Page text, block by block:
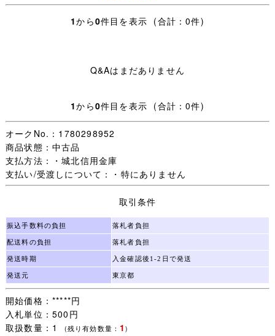
実寸サイズ/ 着丈約52cm、身幅約48cm、肩幅約38cm、
状態 / 特に問題なく着用可能です。
★記名のあるモザイクについて
女の子の苗字はオレンジ色、名前はピンク色、
男の子の苗字は青色、名前は水色のモザイクで加工してお
ります。
★ご要望にお応えし、シワの目立つ商品につきましては丁
寧にアイロンをかけ、できる限りシワを取った状態で出品
しております。
■配送方法■
①と②からお選びいただけます。
①クリックポスト（1品）
1から0件目を表示 (合計：0件)
Q&Aはまだありません
1から0件目を表示 (合計：0件)
オークNo.：1780298952
商品状態：中古品
支払方法：・城北信用金庫
支払い/受渡しについて：・特にありません
取引条件
振込手数料の負担 落札者負担
配送料の負担 落札者負担
発送時期 入金確認後1-2日で発送
発送元 東京都
開始価格：*****円
入札単位：500円
取扱数量：1
(残り有効数量： 1)